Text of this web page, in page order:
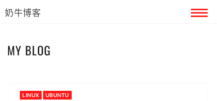
奶牛博客
MY BLOG
LINUX UBUNTU